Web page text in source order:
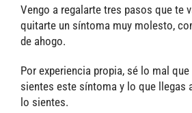
Vengo a regalarte tres pasos que te
quitarte un síntoma muy molesto,
de ahogo.
Por experiencia propia, sé lo mal
sientes este síntoma y lo que llegas
lo sientes.